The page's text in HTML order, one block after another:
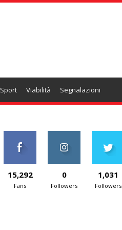
Sport Viabilità Segnalazioni
15,292
Fans
0
Followers
1,031
Followers